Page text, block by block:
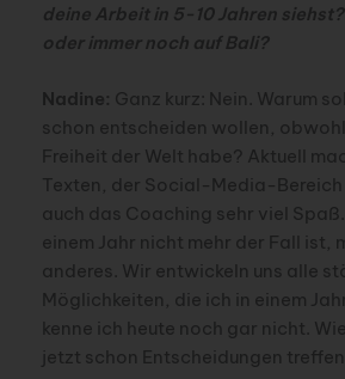
deine Arbeit in 5-10 Jahren
oder immer noch auf Bali?
Nadine: Ganz kurz: Nein. Warum
schon entscheiden wollen,
Freiheit der Welt habe? Aktuell
Texten, der Social-Media-Bereich
auch das Coaching sehr viel
einem Jahr nicht mehr der Fall ist,
anderes. Wir entwickeln uns alle
Möglichkeiten, die ich in einem
kenne ich heute noch gar nicht.
jetzt schon Entscheidungen